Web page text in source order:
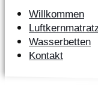
Willkommen
Wasserbetten
Kontakt